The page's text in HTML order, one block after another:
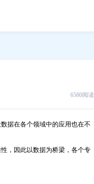
6580阅读
据在各个领域中的应用也在不
，因此以数据为桥梁，各个专